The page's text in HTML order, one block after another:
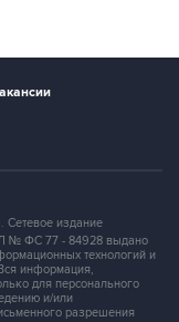
издание
№ ФС 77 - 84928 выдано
технологий и
информация,
для персонального
и/или
разрешения